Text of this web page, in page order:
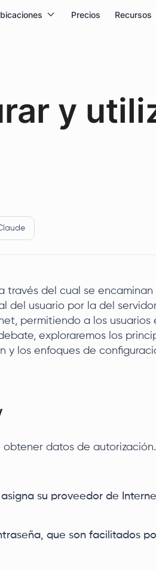
Precios Recursos
y
través del cual se
del usuario por la del
permitiendo a los usuarios
exploraremos los
y los enfoques de
datos de
su proveedor de
que son facilitados